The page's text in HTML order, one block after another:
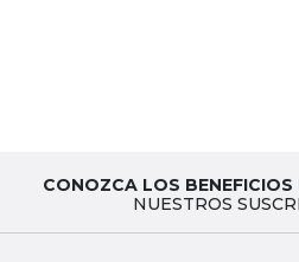
CONOZCA LOS BENEFICIOS
NUESTROS